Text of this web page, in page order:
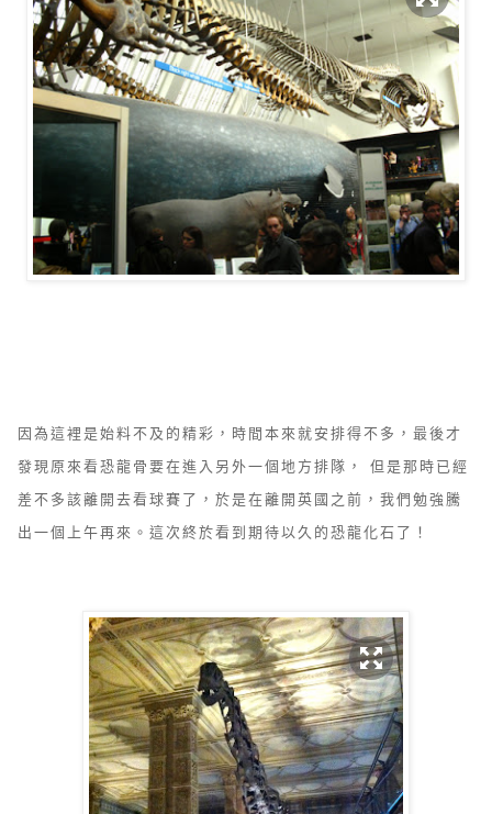
因為這裡是始料不及的精彩，時間本來就安排得不多，最後才
發現原來看恐龍骨要在進入另外一個地方排隊， 但是那時已經
差不多該離開去看球賽了，於是在離開英國之前，我們勉強騰
出一個上午再來。這次終於看到期待以久的恐龍化石了！